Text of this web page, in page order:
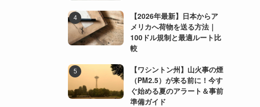
【2026年最新】日本からア
メリカへ荷物を送る方法｜
100ドル規制と最適ルート比
較
【ワシントン州】山火事の煙
（PM2.5）が来る前に！今す
ぐ始める夏のアラート＆事前
準備ガイド